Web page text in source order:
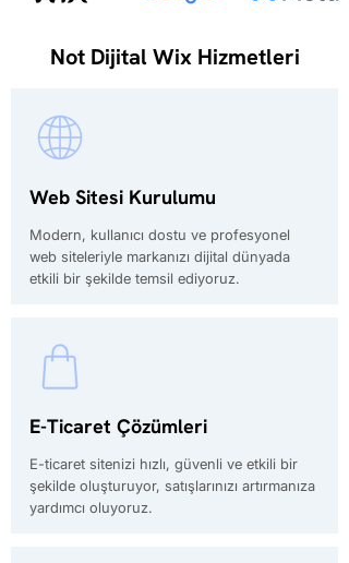
Not Dijital Wix Hizmetleri
Web Sitesi Kurulumu
Modern, kullanıcı dostu ve profesyonel
web siteleriyle markanızı dijital dünyada
etkili bir şekilde temsil ediyoruz.
E-Ticaret Çözümleri
E-ticaret sitenizi hızlı, güvenli ve etkili bir
şekilde oluşturuyor, satışlarınızı artırmanıza
yardımcı oluyoruz.